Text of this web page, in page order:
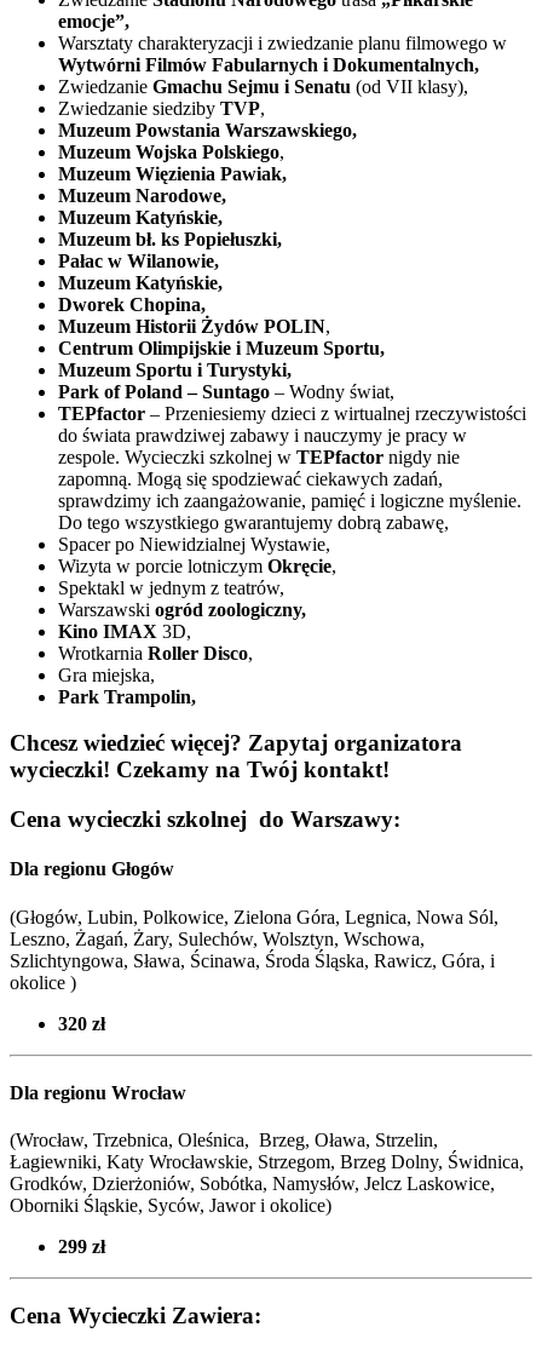
emocje”,
Warsztaty charakteryzacji i zwiedzanie planu filmowego w
Wytwórni Filmów Fabularnych i Dokumentalnych,
Zwiedzanie Gmachu Sejmu i Senatu (od VII klasy),
Zwiedzanie siedziby TVP,
Muzeum Powstania Warszawskiego,
Muzeum Wojska Polskiego,
Muzeum Więzienia Pawiak,
Muzeum Narodowe,
Muzeum Katyńskie,
Muzeum bł. ks Popiełuszki,
Pałac w Wilanowie,
Muzeum Katyńskie,
Dworek Chopina,
Muzeum Historii Żydów POLIN,
Centrum Olimpijskie i Muzeum Sportu,
Muzeum Sportu i Turystyki,
Park of Poland – Suntago – Wodny świat,
TEPfactor – Przeniesiemy dzieci z wirtualnej rzeczywistości
do świata prawdziwej zabawy i nauczymy je pracy w
zespole. Wycieczki szkolnej w TEPfactor nigdy nie
zapomną. Mogą się spodziewać ciekawych zadań,
sprawdzimy ich zaangażowanie, pamięć i logiczne myślenie.
Do tego wszystkiego gwarantujemy dobrą zabawę,
Spacer po Niewidzialnej Wystawie,
Wizyta w porcie lotniczym Okręcie,
Spektakl w jednym z teatrów,
Warszawski ogród zoologiczny,
Kino IMAX 3D,
Wrotkarnia Roller Disco,
Gra miejska,
Park Trampolin,
Chcesz wiedzieć więcej? Zapytaj organizatora
wycieczki! Czekamy na Twój kontakt!
Cena wycieczki szkolnej do Warszawy:
Dla regionu Głogów
(Głogów, Lubin, Polkowice, Zielona Góra, Legnica, Nowa Sól,
Leszno, Żagań, Żary, Sulechów, Wolsztyn, Wschowa,
Szlichtyngowa, Sława, Ścinawa, Środa Śląska, Rawicz, Góra, i
okolice )
320 zł
Dla regionu Wrocław
(Wrocław, Trzebnica, Oleśnica, Brzeg, Oława, Strzelin,
Łagiewniki, Katy Wrocławskie, Strzegom, Brzeg Dolny, Świdnica,
Grodków, Dzierżoniów, Sobótka, Namysłów, Jelcz Laskowice,
Oborniki Śląskie, Syców, Jawor i okolice)
299 zł
Cena Wycieczki Zawiera: